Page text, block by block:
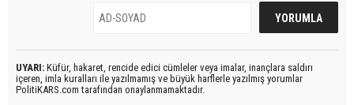
UYARI: Küfür, hakaret, rencide edici cümleler veya imalar, inançlara saldırı
içeren, imla kuralları ile yazılmamış ve büyük harflerle yazılmış yorumlar
PolitiKARS.com tarafından onaylanmamaktadır.